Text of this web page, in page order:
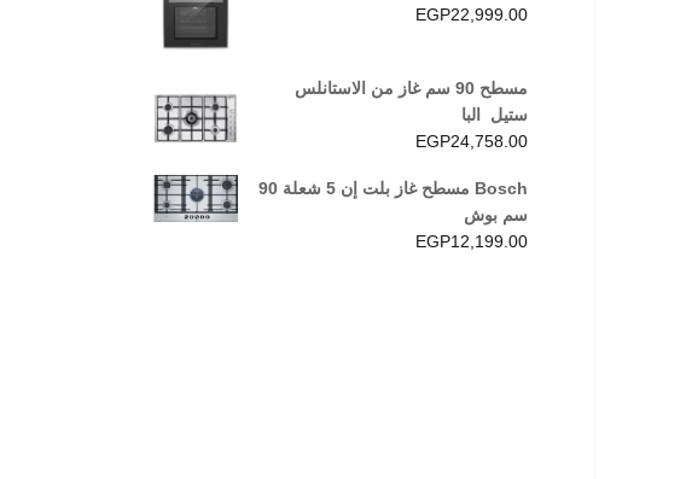
EGP22,999.00
مسطح 90 سم غاز من الاستانلس
ستيل البا
EGP24,758.00
Bosch مسطح غاز بلت إن 5 شعلة 90
سم بوش
EGP12,199.00